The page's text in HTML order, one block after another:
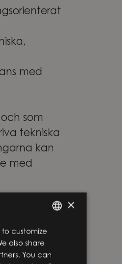
med
som
tekniska
kan
med
ENGLISH
×
customize
also share
You can